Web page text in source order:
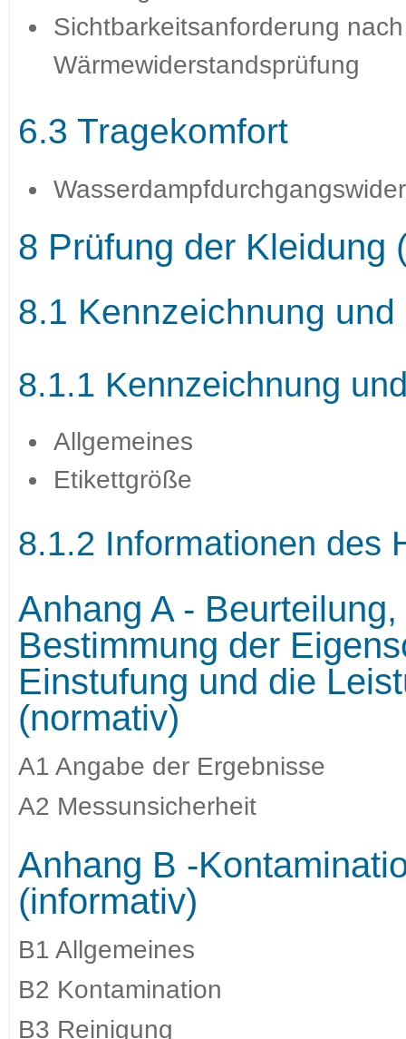
Sichtbarkeitsanforderung
Wärmewiderstandsprüfung
6.3 Tragekomfort
8 Prüfung der Kleidung
8.1 Kennzeichnung
8.1.1 Kennzeichnung
Allgemeines
Etikettgröße
8.1.2 Informationen des
Anhang A -
Bestimmung der
Einstufung und die
(normativ)
A1 Angabe der Ergebnisse
A2 Messunsicherheit
Anhang B -
(informativ)
B1 Allgemeines
B2 Kontamination
B3 Reinigung